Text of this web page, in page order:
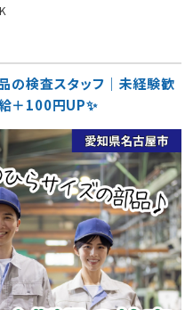
の検査スタッフ｜未経験歓
＋100円UP✨